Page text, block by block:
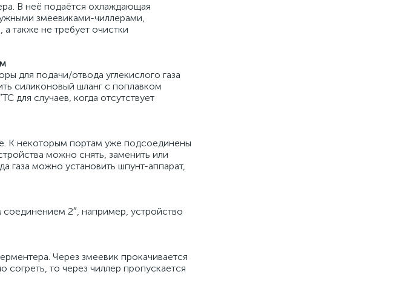
В неё подаётся охлаждающая
змеевиками-чиллерами,
также не требует очистки
для подачи/отвода углекислого газа
силиконовый шланг с поплавком
для случаев, когда отсутствует
К некоторым портам уже подсоединены
можно снять, заменить или
газа можно установить шпунт-аппарат,
2″, например, устройство
Через змеевик прокачивается
то через чиллер пропускается